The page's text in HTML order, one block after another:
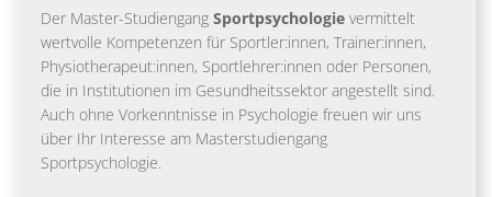
Der Master-Studiengang Sportpsychologie vermittelt
wertvolle Kompetenzen für Sportler:innen, Trainer:innen,
Physiotherapeut:innen, Sportlehrer:innen oder Personen,
die in Institutionen im Gesundheitssektor angestellt sind.
Auch ohne Vorkenntnisse in Psychologie freuen wir uns
über Ihr Interesse am Masterstudiengang
Sportpsychologie.